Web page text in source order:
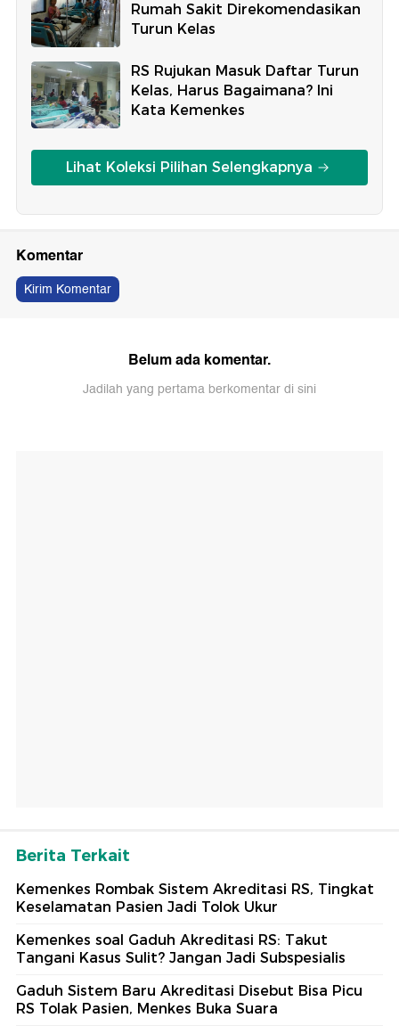
Rumah Sakit Direkomendasikan
Turun Kelas
RS Rujukan Masuk Daftar Turun
Kelas, Harus Bagaimana? Ini
Kata Kemenkes
Lihat Koleksi Pilihan Selengkapnya
Komentar
Kirim Komentar
Belum ada komentar.
Jadilah yang pertama berkomentar di sini
Berita Terkait
Kemenkes Rombak Sistem Akreditasi RS, Tingkat
Keselamatan Pasien Jadi Tolok Ukur
Kemenkes soal Gaduh Akreditasi RS: Takut
Tangani Kasus Sulit? Jangan Jadi Subspesialis
Gaduh Sistem Baru Akreditasi Disebut Bisa Picu
RS Tolak Pasien, Menkes Buka Suara